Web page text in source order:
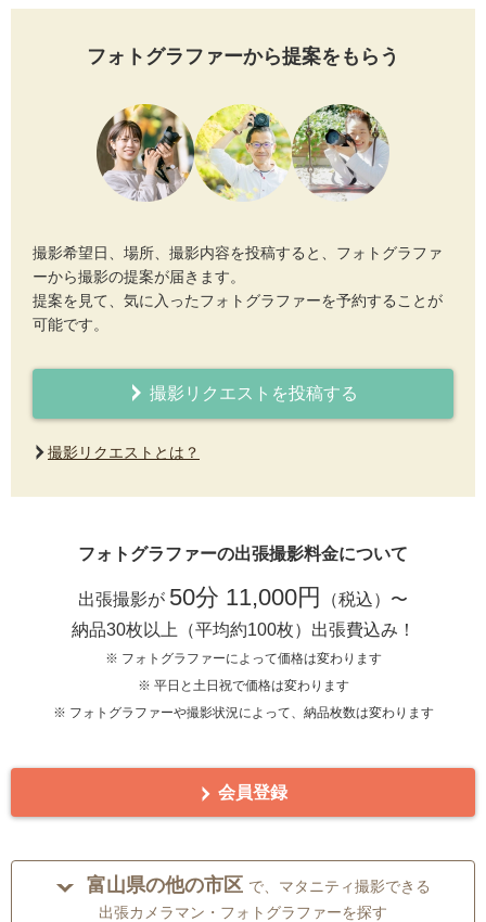
フォトグラファーから提案をもらう
撮影希望日、場所、撮影内容を投稿すると、フォトグラファ
ーから撮影の提案が届きます。
提案を見て、気に入ったフォトグラファーを予約することが
可能です。
撮影リクエストを投稿する
撮影リクエストとは？
フォトグラファーの出張撮影料金について
出張撮影が 50分 11,000円
（税込）〜
納品30枚以上（平均約100枚）出張費込み！
※ フォトグラファーによって価格は変わります
※ 平日と土日祝で価格は変わります
※ フォトグラファーや撮影状況によって、納品枚数は変わります
会員登録
富山県の他の市区 で、マタニティ撮影できる
出張カメラマン・フォトグラファーを探す